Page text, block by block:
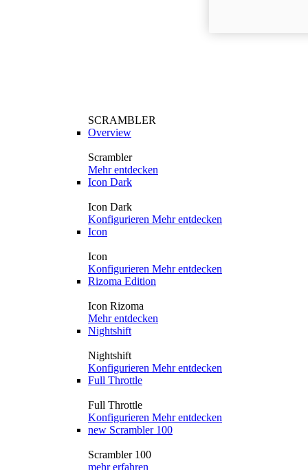
SCRAMBLER
Overview
Scrambler
Mehr entdecken
Icon Dark
Icon Dark
Konfigurieren Mehr entdecken
Icon
Icon
Konfigurieren Mehr entdecken
Rizoma Edition
Icon Rizoma
Mehr entdecken
Nightshift
Nightshift
Konfigurieren Mehr entdecken
Full Throttle
Full Throttle
Konfigurieren Mehr entdecken
new Scrambler 100
Scrambler 100
mehr erfahren